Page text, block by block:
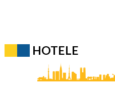
HOTELE